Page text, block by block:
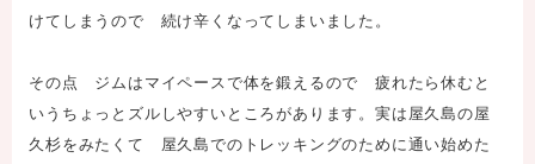
けてしまうので 続け辛くなってしまいました。
その点 ジムはマイペースで体を鍛えるので 疲れたら休むと
いうちょっとズルしやすいところがあります。実は屋久島の屋
久杉をみたくて 屋久島でのトレッキングのために通い始めた